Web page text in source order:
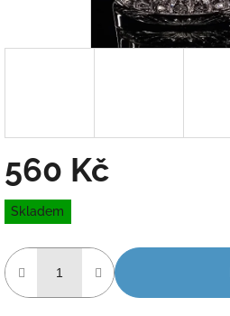
560 Kč
Měrná
cena:
Skladem